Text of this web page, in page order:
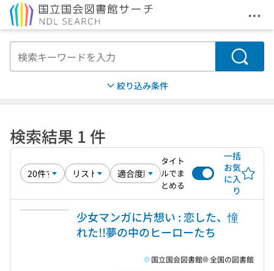
メ
検索
絞り込み条件
検索結果 1 件
タイト
ルでま
とめる
一括
お気
に入
り
少女マンガに片想い : 恋した、憧
れた!!夢の中のヒーローたち
国立国会図書館 全国の図書館